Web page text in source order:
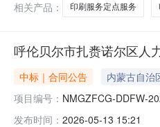
相关产品：
印刷服务定点服务
呼伦贝尔市扎赉诺尔区人
中标｜合同公告 内蒙古自治
项目编号： NMGZFCG-DDFW-
发布时间： 2026-05-13 15:21